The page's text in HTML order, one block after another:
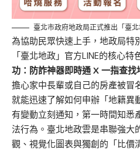
臺北市政府地政局正式推出「臺北
為協助民眾快速上手，地政局特
「臺北地政」官方LINE的核心特
功：防詐神器即時通 X 一指查找
擔心家中長輩或自己的房產被冒
就能迅速了解如何申辦「地籍異
有變動立刻通知，第一時間知悉
法行為。臺北地政雲是串聯強大
觀、視覺化圖表與獨創的「比價